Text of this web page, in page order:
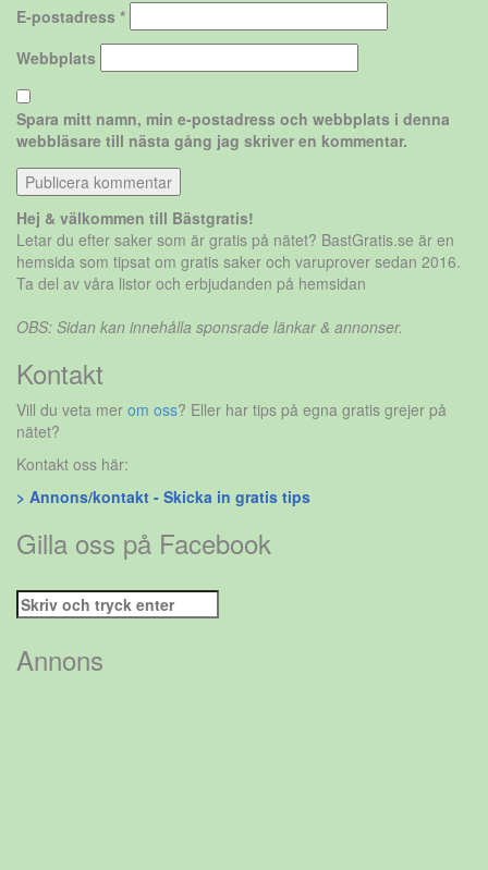
E-postadress *
Webbplats
Spara mitt namn, min e-postadress och webbplats i denna
webbläsare till nästa gång jag skriver en kommentar.
Hej & välkommen till Bästgratis!
Letar du efter saker som är gratis på nätet? BastGratis.se är en
hemsida som tipsat om gratis saker och varuprover sedan 2016.
Ta del av våra listor och erbjudanden på hemsidan
OBS: Sidan kan innehålla sponsrade länkar & annonser.
Kontakt
Vill du veta mer om oss? Eller har tips på egna gratis grejer på
nätet?
Kontakt oss här:
> Annons/kontakt - Skicka in gratis tips
Gilla oss på Facebook
Sök
efter:
Annons